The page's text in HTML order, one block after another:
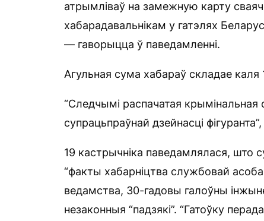
атрымліваў на замежную карту
хабарадавальнікам у гатэлях
— гаворыцца ў паведамленні.
Агульная сума хабараў складае каля
“Следчымі распачатая
супрацьпраўнай дзейнасці
19 кастрычніка паведамлялася, што
“факты хабарніцтва службовай
ведамства, 30-гадовы галоўны
незаконныя “падзякі”. “Гатоўку